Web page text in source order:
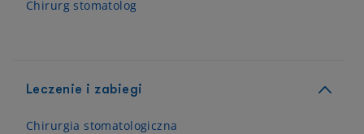
Chirurg stomatolog
Leczenie i zabiegi
Chirurgia stomatologiczna